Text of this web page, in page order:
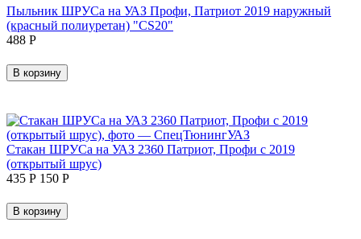
Пыльник ШРУСа на УАЗ Профи, Патриот 2019 наружный
(красный полиуретан) "CS20"
‍488‍ Р
В корзину
Стакан ШРУСа на УАЗ 2360 Патриот, Профи с 2019
(открытый шрус)
‍435‍ Р ‍150‍ Р
В корзину